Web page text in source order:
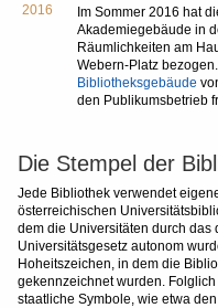
2016
Im Sommer 2016 hat
Akademiegebäude in
Räumlichkeiten am
Webern-Platz
Bibliotheksgebäude
den Publikumsbetrieb
Die Stempel der
Jede Bibliothek verwendet
österreichischen
dem die Universitäten durch das
Universitätsgesetz autonom
Hoheitszeichen, in dem die
gekennzeichnet wurden.
staatliche Symbole, wie etwa